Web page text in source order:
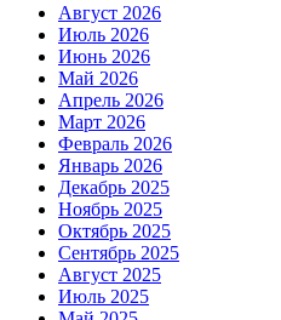
Август 2026
Июль 2026
Июнь 2026
Май 2026
Апрель 2026
Март 2026
Февраль 2026
Январь 2026
Декабрь 2025
Ноябрь 2025
Октябрь 2025
Сентябрь 2025
Август 2025
Июль 2025